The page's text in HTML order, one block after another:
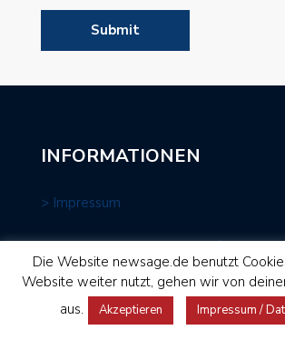
INFORMATIONEN
> Impressum
> Datenschutzbedingungen /
Die Website newsage.de benutzt
Website weiter nutzt, gehen wir von
aus.
Akzeptieren Impressum /